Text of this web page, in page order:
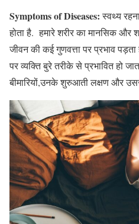
Symptoms of Diseases:स्वथ्य
होता है. हमारे शरीर का मानसिक और
जीवन की कई गुणवत्ता पर प्रभाव पड़ता
पर व्यक्ति बुरे तरीके से प्रभावित हो
बीमारियों,उनके शुरुआती लक्षण और